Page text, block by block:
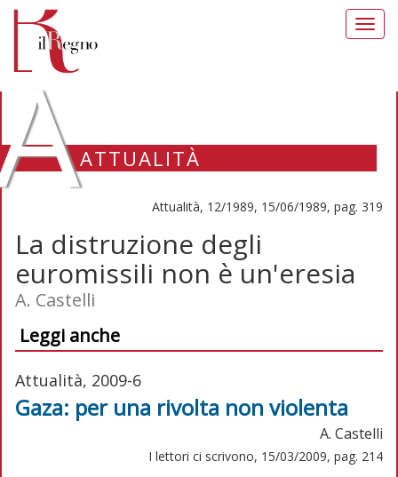
ATTUALITÀ
Attualità, 12/1989, 15/06/1989, pag. 319
La distruzione degli
euromissili non è un'eresia
A. Castelli
Leggi anche
Attualità, 2009-6
Gaza: per una rivolta non violenta
A. Castelli
I lettori ci scrivono, 15/03/2009, pag. 214